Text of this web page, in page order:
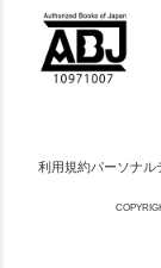
利用規約パーソナル